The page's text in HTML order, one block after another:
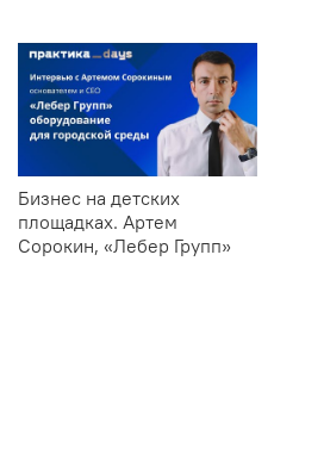
Бизнес на детских
площадках. Артем
Сорокин, «Лебер Групп»